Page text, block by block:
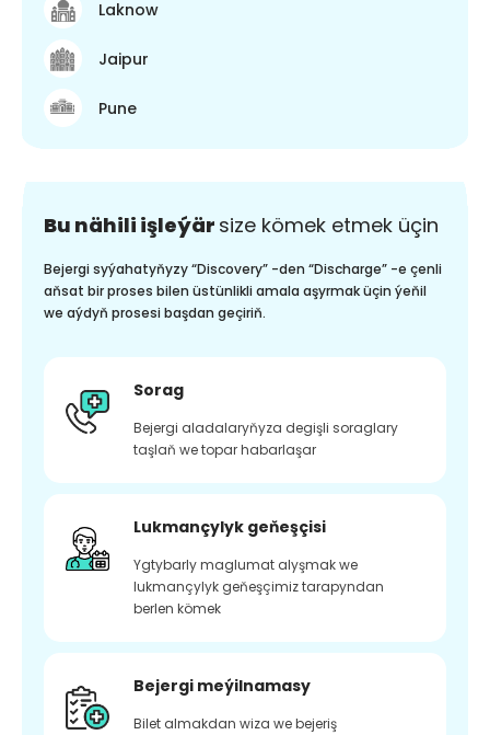
Laknow
Jaipur
Pune
Bu nähili işleýär size kömek etmek üçin
Bejergi syýahatyňyzy “Discovery” -den “Discharge” -e çenli
aňsat bir proses bilen üstünlikli amala aşyrmak üçin ýeňil
we aýdyň prosesi başdan geçiriň.
Sorag
Bejergi aladalaryňyza degişli soraglary
taşlaň we topar habarlaşar
Lukmançylyk geňeşçisi
Ygtybarly maglumat alyşmak we
lukmançylyk geňeşçimiz tarapyndan
berlen kömek
Bejergi meýilnamasy
Bilet almakdan wiza we bejeriş